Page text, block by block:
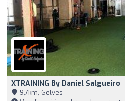
XTRAINING By Daniel Salgueiro
9,7km, Gelves